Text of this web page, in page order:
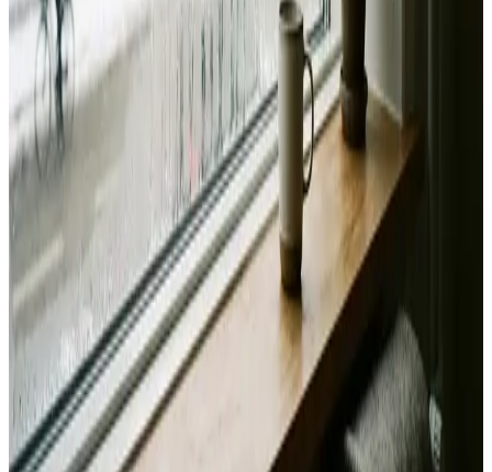
Alle mærker og systemer
Indhent tilbud Ring